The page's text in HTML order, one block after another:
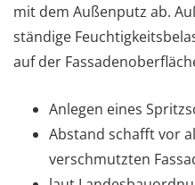
mit dem Außenputz ab.
ständige
auf der
Anlegen eines
Abstand schafft vor
verschmutzten